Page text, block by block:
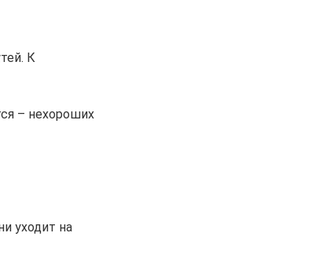
К
– нехороших
уходит на